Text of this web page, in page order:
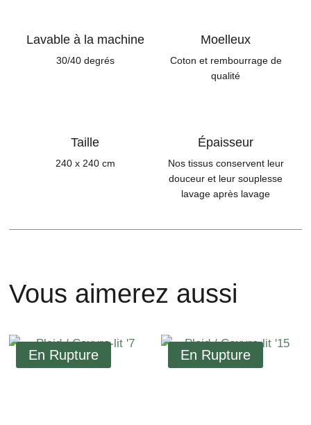
Lavable à la machine
30/40 degrés
Moelleux
Coton et rembourrage de
qualité
Taille
240 x 240 cm
Épaisseur
Nos tissus conservent leur
douceur et leur souplesse
lavage après lavage
Vous aimerez aussi